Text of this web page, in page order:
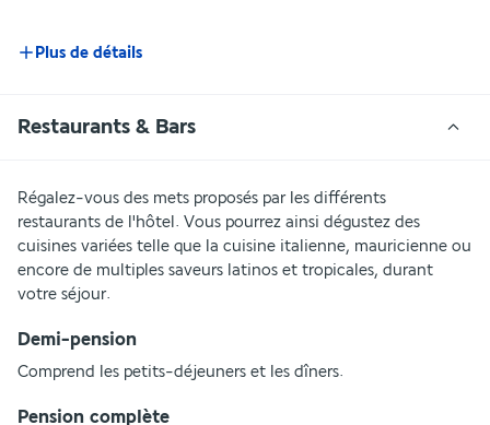
Plus de détails
Restaurants & Bars
Régalez-vous des mets proposés par les différents
restaurants de l'hôtel. Vous pourrez ainsi dégustez des
cuisines variées telle que la cuisine italienne, mauricienne ou
encore de multiples saveurs latinos et tropicales, durant
votre séjour.
Demi-pension
Comprend les petits-déjeuners et les dîners.
Pension complète